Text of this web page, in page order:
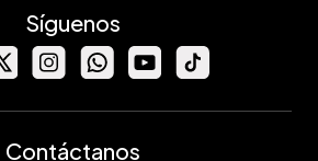
Síguenos
Contáctanos